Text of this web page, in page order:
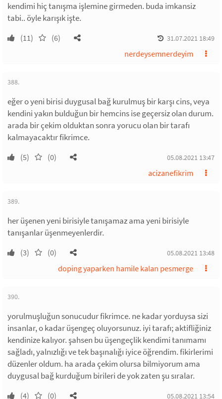
kendimi hiç tanışma işlemine girmeden. buda imkansiz
tabi.. öyle karışık işte.
(11) (6) 31.07.2021 18:49
nerdeysemnerdeyim
388.
eğer o yeni birisi duygusal bağ kurulmuş bir karşı cins, veya
kendini yakın bulduğun bir hemcins ise geçersiz olan durum.
arada bir çekim olduktan sonra yorucu olan bir tarafı
kalmayacaktır fikrimce.
(5) (0) 05.08.2021 13:47
acizanefikrim
389.
her üşenen yeni birisiyle tanışamaz ama yeni birisiyle
tanışanlar üşenmeyenlerdir.
(3) (0) 05.08.2021 13:48
doping yaparken hamile kalan pesmerge
390.
yorulmuşluğun sonucudur fikrimce. ne kadar yorduysa sizi
insanlar, o kadar üşengeç oluyorsunuz. iyi tarafı; aktifliğiniz
kendinize kalıyor. şahsen bu üşengeçlik kendimi tanımamı
sağladı, yalnızlığı ve tek başınalığı iyice öğrendim. fikirlerimi
düzenler oldum. ha arada çekim olursa bilmiyorum ama
duygusal bağ kurduğum birileri de yok zaten şu sıralar.
(4) (0) 05.08.2021 13:54